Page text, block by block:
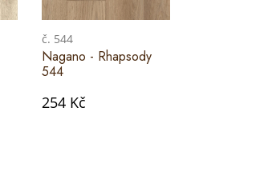
č. 544
Nagano - Rhapsody
544
254 Kč